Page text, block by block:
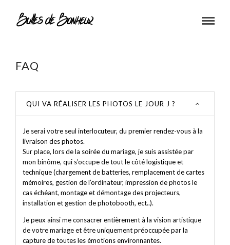
FAQ
QUI VA RÉALISER LES PHOTOS LE JOUR J ?
Je serai votre seul interlocuteur, du premier rendez-vous à la
livraison des photos.
Sur place, lors de la soirée du mariage, je suis assistée par
mon binôme, qui s’occupe de tout le côté logistique et
technique (chargement de batteries, remplacement de cartes
mémoires, gestion de l’ordinateur, impression de photos le
cas échéant, montage et démontage des projecteurs,
installation et gestion de photobooth, ect..).
Je peux ainsi me consacrer entièrement à la vision artistique
de votre mariage et être uniquement préoccupée par la
capture de toutes les émotions environnantes.